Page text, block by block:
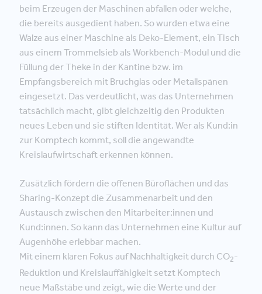
beim Erzeugen der Maschinen abfallen oder welche,
die bereits ausgedient haben. So wurden etwa eine
Walze aus einer Maschine als Deko-Element, ein Tisch
aus einem Trommelsieb als Workbench-Modul und die
Füllung der Theke in der Kantine bzw. im
Empfangsbereich mit Bruchglas oder Metallspänen
eingesetzt. Das verdeutlicht, was das Unternehmen
tatsächlich macht, gibt gleichzeitig den Produkten
neues Leben und sie stiften Identität. Wer als Kund:in
zur Komptech kommt, soll die angewandte
Kreislaufwirtschaft erkennen können.
Zusätzlich fördern die offenen Büroflächen und das
Sharing-Konzept die Zusammenarbeit und den
Austausch zwischen den Mitarbeiter:innen und
Kund:innen. So kann das Unternehmen eine Kultur auf
Augenhöhe erlebbar machen.
Mit einem klaren Fokus auf Nachhaltigkeit durch CO2-
Reduktion und Kreislauffähigkeit setzt Komptech
neue Maßstäbe und zeigt, wie die Werte und der